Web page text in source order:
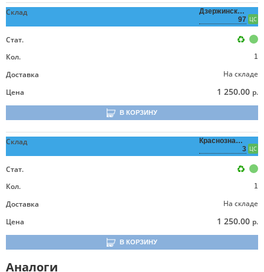
Склад
Дзержинского,
97 ЦС
Стат.
Кол.
1
Доставка
На складе
Цена
1 250.00 р.
В КОРЗИНУ
Склад
Краснознаменная,
3 ЦС
Стат.
Кол.
1
Доставка
На складе
Цена
1 250.00 р.
В КОРЗИНУ
Аналоги